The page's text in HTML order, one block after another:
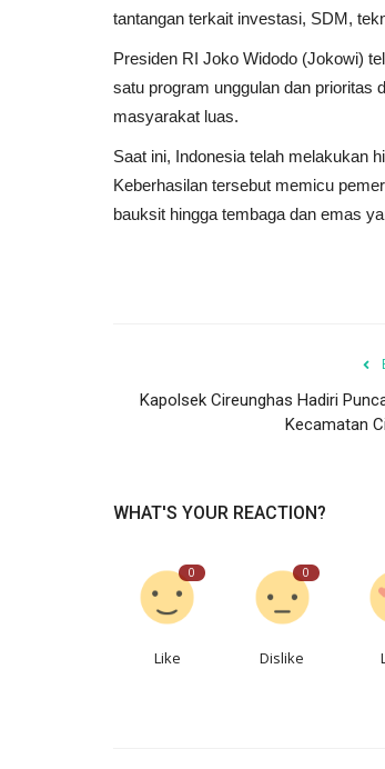
tantangan terkait investasi, SDM,
Presiden RI Joko Widodo (Jokowi)
satu program unggulan dan prioritas
masyarakat luas.
Saat ini, Indonesia telah melakukan
Keberhasilan tersebut memicu
bauksit hingga tembaga dan emas
Kapolsek Cireunghas Hadiri
Kecamatan
WHAT'S YOUR REACTION?
0
Like
0
Dislike